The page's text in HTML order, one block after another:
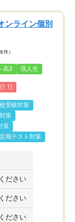
ンライン個別
件）
高3 浪人生
受験対策
策
策
定期テスト対策
ださい
ださい
ださい